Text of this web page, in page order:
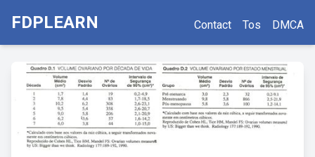
FDPLEARN Contact Tos DMCA